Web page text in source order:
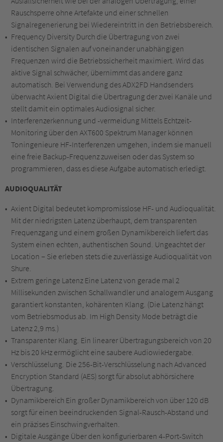
Rauschsperre ohne Artefakte und einer schnellen
Signalregenerierung bei Wiedereintritt in den Betriebsbereich.
Frequency Diversity Durch die Übertragung von zwei
identischen Signalen auf voneinander unabhängigen
Frequenzen wird die Betriebssicherheit maximiert. Wird das
aktive Signal schwächer, übernimmt das andere ganz
automatisch. Bei Verwendung des ADX2FD Handsenders
überwacht Axient Digital die Übertragung der zwei Kanäle und
stellt damit ein optimales Audiosignal sicher.
Interferenzerkennung und -vermeidung Mittels Echtzeit-
Monitoring über den AXT600 Spektrum Manager können
Toningenieure HF-Interferenzen umgehen, indem sie manuell
eine freie Backup-Frequenz zuweisen oder das System so
programmieren, dass es diese Aufgabe automatisch erledigt.
AUDIOQUALITÄT
Axient Digital bedeutet kompromisslose HF- und Audioqualität.
Mit der niedrigsten Latenz überhaupt, dem transparenten
Frequenzgang und einem großen Dynamikbereich liefert das
System einen echten, authentischen Sound. Ungeachtet der
Location – Sie erleben stets die zuverlässige Audioqualität von
Shure.
Extrem geringe Latenz Eine Latenz von gerade mal 2
Millisekunden zwischen Schallwandler und analogem Ausgang
garantiert konstanten, kohärenten Klang. (Die Latenz hängt
vom Betriebsmodus ab. Im High Density Mode beträgt die
Latenz 2,9 ms.)
Transparenter Klang. Ein linearer Übertragungsbereich von 20
Hz bis 20 kHz ermöglicht eine saubere Audiowiedergabe.
Verschlüsselung. Die 256-Bit-Verschlüsselung nach Advanced
Encryption Standard (AES) sorgt für absolut abhörsichere
Übertragung.
Dynamikbereich Ein großer Dynamikbereich von über 120 dB
sorgt für einen beeindruckenden Signal-Rausch-Abstand und
ein präzises Einschwingverhalten.
Digitale Ausgänge Über den konfigurierbaren 4-Port-Switch